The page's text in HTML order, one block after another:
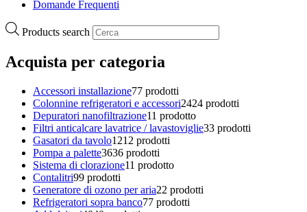
Domande Frequenti
Products search
Acquista per categoria
Accessori installazione77 prodotti
Colonnine refrigeratori e accessori2424 prodotti
Depuratori nanofiltrazione11 prodotto
Filtri anticalcare lavatrice / lavastoviglie33 prodotti
Gasatori da tavolo1212 prodotti
Pompa a palette3636 prodotti
Sistema di clorazione11 prodotto
Contalitri99 prodotti
Generatore di ozono per aria22 prodotti
Refrigeratori sopra banco77 prodotti